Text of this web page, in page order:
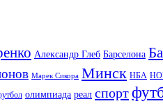
Александр Глеб Барселона
Марек Сикора Минск НБА
олимпиада реал спорт